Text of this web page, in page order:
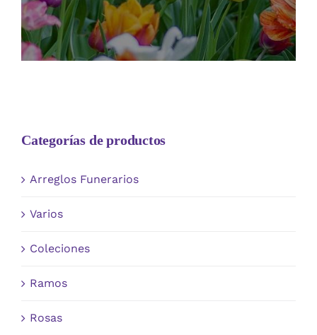
Categorías de productos
Arreglos Funerarios
Varios
Coleciones
Ramos
Rosas